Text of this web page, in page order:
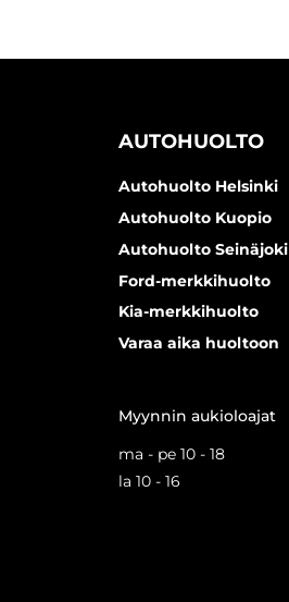
AUTOHUOLTO
Autohuolto Helsinki
Autohuolto Kuopio
Autohuolto Seinäjoki
Ford-merkkihuolto
Kia-merkkihuolto
Varaa aika huoltoon
Myynnin aukioloajat
ma - pe 10 - 18
la 10 - 16